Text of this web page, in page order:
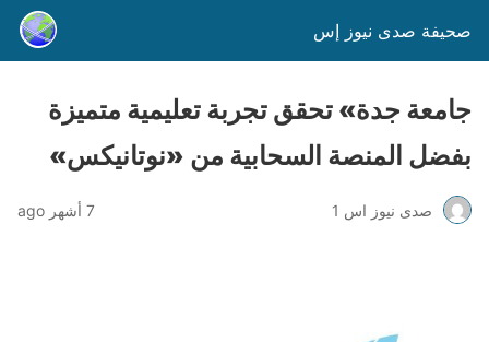
صحيفة صدى نيوز إس
جامعة جدة» تحقق تجربة تعليمية متميزة
بفضل المنصة السحابية من «نوتانيكس»
صدى نيوز اس 1 7 أشهر ago